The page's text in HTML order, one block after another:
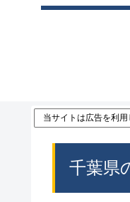
当サイトは広告を利用
千葉県